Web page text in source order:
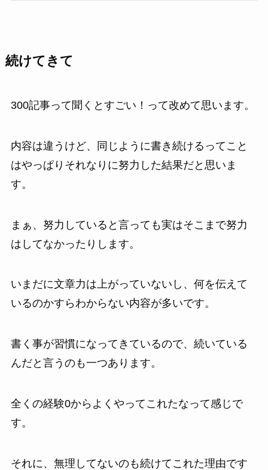
続けてきて
300記事って聞くとすごい！って改めて思います。
内容は違うけど、同じように書き続けるってこと
はやっぱりそれなりに努力した結果だと思いま
す。
まぁ、努力していると言っても実はそこまで努力
はしてなかったりします。
いまだに文章力は上がっていないし、何を伝えて
いるのかすらわからない内容が多いです。
書く事が習慣になってきているので、続いている
んだと言うのも一つあります。
全くの経験0からよくやってこれたなって感じで
す。
それに、無理してないのも続けてこれた理由です